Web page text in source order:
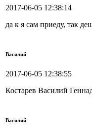
2017-06-05 12:38:14
да к я сам приеду, так
Василий
2017-06-05 12:38:55
Костарев Василий
Василий